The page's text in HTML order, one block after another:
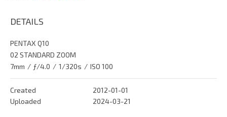
DETAILS
PENTAX Q10
02 STANDARD ZOOM
7mm / ƒ/4.0 / 1/320s / ISO 100
Created
2012-01-01
Uploaded
2024-03-21